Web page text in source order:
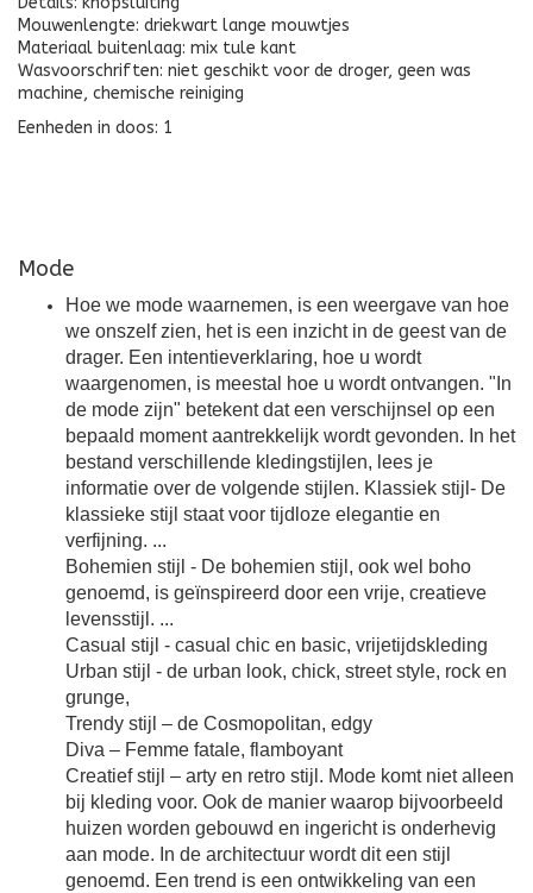
Mouwenlengte: driekwart lange mouwtjes
Materiaal buitenlaag: mix tule kant
Wasvoorschriften: niet geschikt voor de droger, geen was
machine, chemische reiniging
Eenheden in doos: 1
Mode
Hoe we mode waarnemen, is een weergave van hoe
we onszelf zien, het is een inzicht in de geest van de
drager. Een intentieverklaring, hoe u wordt
waargenomen, is meestal hoe u wordt ontvangen. "In
de mode zijn" betekent dat een verschijnsel op een
bepaald moment aantrekkelijk wordt gevonden. In het
bestand verschillende kledingstijlen, lees je
informatie over de volgende stijlen. Klassiek stijl- De
klassieke stijl staat voor tijdloze elegantie en
verfijning. ...
Bohemien stijl - De bohemien stijl, ook wel boho
genoemd, is geïnspireerd door een vrije, creatieve
levensstijl. ...
Casual stijl - casual chic en basic, vrijetijdskleding
Urban stijl - de urban look, chick, street style, rock en
grunge,
Trendy stijl – de Cosmopolitan, edgy
Diva – Femme fatale, flamboyant
Creatief stijl – arty en retro stijl. Mode komt niet alleen
bij kleding voor. Ook de manier waarop bijvoorbeeld
huizen worden gebouwd en ingericht is onderhevig
aan mode. In de architectuur wordt dit een stijl
genoemd. Een trend is een ontwikkeling van een